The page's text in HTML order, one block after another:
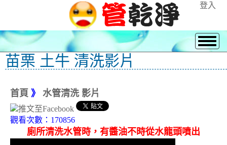
登入
苗栗 土牛 清洗影片
首頁 》 水管清洗 影片
觀看次數：170856
廁所清洗水管時，有醬油不時從水龍頭噴出